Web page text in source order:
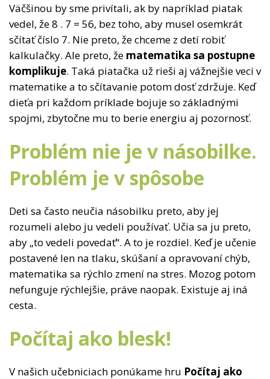
Väčšinou by sme privítali, ak by napríklad piatak
vedel, že 8 . 7 = 56, bez toho, aby musel osemkrát
sčítať číslo 7. Nie preto, že chceme z detí robiť
kalkulačky. Ale preto, že matematika sa postupne
komplikuje. Taká piatačka už rieši aj vážnejšie veci v
matematike a to sčítavanie potom dosť zdržuje. Keď
dieťa pri každom príklade bojuje so základnými
spojmi, zbytočne mu to berie energiu aj pozornosť.
Problém nie je v násobilke.
Problém je v spôsobe
Deti sa často neučia násobilku preto, aby jej
rozumeli alebo ju vedeli používať. Učia sa ju preto,
aby „to vedeli povedať“. A to je rozdiel. Keď je učenie
postavené len na tlaku, skúšaní a opravovaní chýb,
matematika sa rýchlo zmení na stres. Mozog potom
nefunguje rýchlejšie, práve naopak. Existuje aj iná
cesta.
Počítaj ako blesk!
V našich učebniciach ponúkame hru Počítaj ako